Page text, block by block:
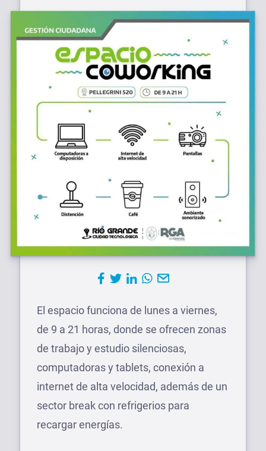
El espacio funciona de lunes a viernes,
de 9 a 21 horas, donde se ofrecen zonas
de trabajo y estudio silenciosas,
computadoras y tablets, conexión a
internet de alta velocidad, además de un
sector break con refrigerios para
recargar energías.